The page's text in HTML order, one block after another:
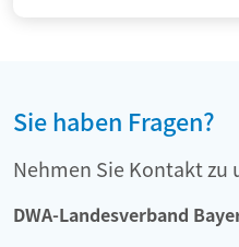
Sie haben Fragen?
Nehmen Sie Kontakt zu
DWA-Landesverband